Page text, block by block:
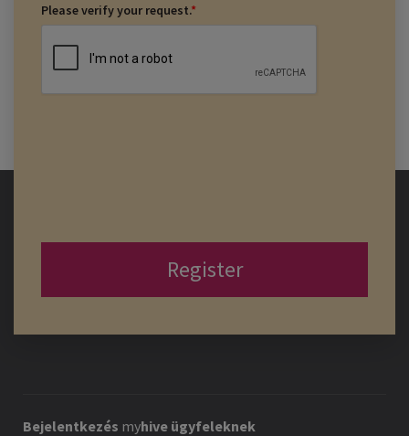
Please verify your request.*
Register
Bejelentkezés myhive ügyfeleknek